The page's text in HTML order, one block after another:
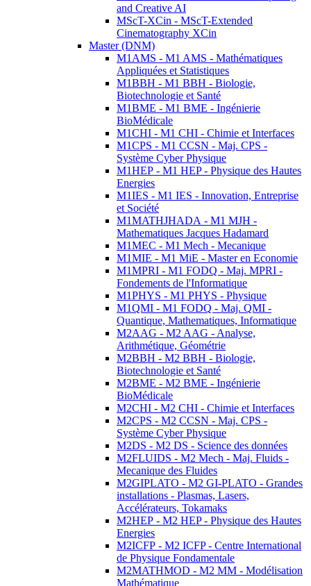
and Creative AI
MScT-XCin - MScT-Extended
Cinematography XCin
Master (DNM)
M1AMS - M1 AMS - Mathématiques
Appliquées et Statistiques
M1BBH - M1 BBH - Biologie,
Biotechnologie et Santé
M1BME - M1 BME - Ingénierie
BioMédicale
M1CHI - M1 CHI - Chimie et Interfaces
M1CPS - M1 CCSN - Maj. CPS -
Système Cyber Physique
M1HEP - M1 HEP - Physique des Hautes
Energies
M1IES - M1 IES - Innovation, Entreprise
et Société
M1MATHJHADA - M1 MJH -
Mathematiques Jacques Hadamard
M1MEC - M1 Mech - Mecanique
M1MIE - M1 MiE - Master en Economie
M1MPRI - M1 FODQ - Maj. MPRI -
Fondements de l'Informatique
M1PHYS - M1 PHYS - Physique
M1QMI - M1 FODQ - Maj. QMI -
Quantique, Mathematiques, Informatique
M2AAG - M2 AAG - Analyse,
Arithmétique, Géométrie
M2BBH - M2 BBH - Biologie,
Biotechnologie et Santé
M2BME - M2 BME - Ingénierie
BioMédicale
M2CHI - M2 CHI - Chimie et Interfaces
M2CPS - M2 CCSN - Maj. CPS -
Système Cyber Physique
M2DS - M2 DS - Science des données
M2FLUIDS - M2 Mech - Maj. Fluids -
Mecanique des Fluides
M2GIPLATO - M2 GI-PLATO - Grandes
installations - Plasmas, Lasers,
Accélérateurs, Tokamaks
M2HEP - M2 HEP - Physique des Hautes
Energies
M2ICFP - M2 ICFP - Centre International
de Physique Fondamentale
M2MATHMOD - M2 MM - Modélisation
Mathématique